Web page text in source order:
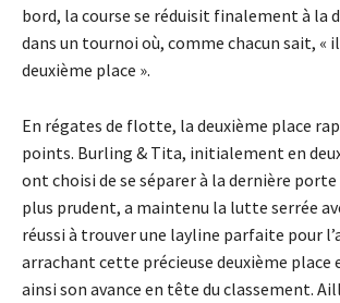
bord, la course se réduisit finalement à la
dans un tournoi où, comme chacun sait, « il
deuxième place ».
En régates de flotte, la deuxième place
points. Burling & Tita, initialement en
ont choisi de se séparer à la dernière porte
plus prudent, a maintenu la lutte serrée
réussi à trouver une layline parfaite pour
arrachant cette précieuse deuxième
ainsi son avance en tête du classement.